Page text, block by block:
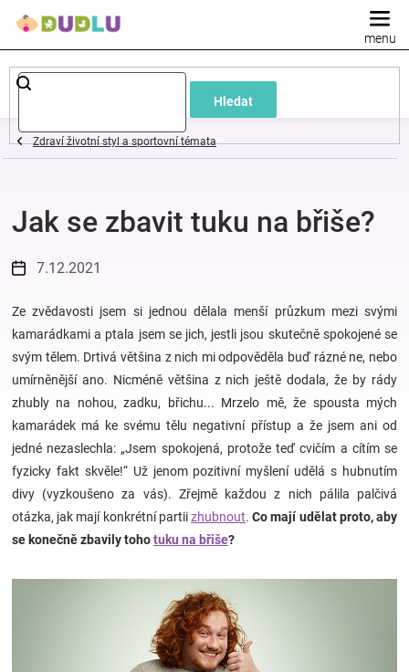
Hledat
Dětské
a
oblečení
Pokojíček
a
kojenecká
výbava
Hračky
a
zábava
Zdraví životní styl a sportovní témata
Jak se zbavit tuku na břiše?
7.12.2021
Ze zvědavosti jsem si jednou dělala menší průzkum mezi svými
kamarádkami a ptala jsem se jich, jestli jsou skutečně spokojené se
svým tělem. Drtivá většina z nich mi odpověděla buď rázné ne, nebo
umírněnější ano. Nicméně většina z nich ještě dodala, že by rády
zhubly na nohou, zadku, břichu... Mrzelo mě, že spousta mých
kamarádek má ke svému tělu negativní přístup a že jsem ani od
jedné nezaslechla: „Jsem spokojená, protože teď cvičím a cítím se
fyzicky fakt skvěle!“ Už jenom pozitivní myšlení udělá s hubnutím
divy (vyzkoušeno za vás). Zřejmě každou z nich pálila palčivá
otázka, jak mají konkrétní partiizhubnout.Co mají udělat proto, aby
se konečně zbavily tohotuku na břiše?